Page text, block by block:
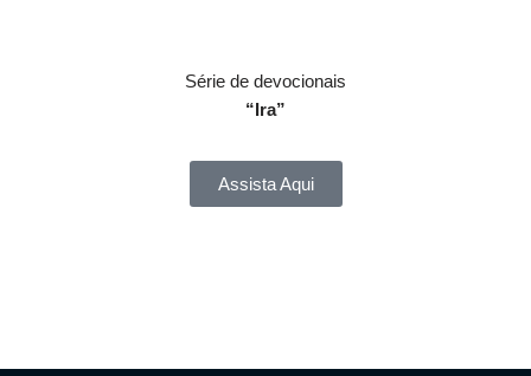
Série de devocionais
“Ira”
Assista Aqui